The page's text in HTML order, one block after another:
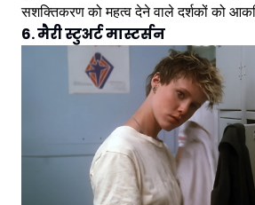
सशक्तिकरण को महत्व देने वाले दर्शकों को
6. मैरी स्टुअर्ट मास्टर्सन